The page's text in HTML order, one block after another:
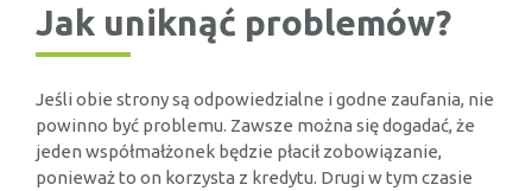
Jak uniknąć problemów?
Jeśli obie strony są odpowiedzialne i godne zaufania, nie
powinno być problemu. Zawsze można się dogadać, że
jeden współmałżonek będzie płacił zobowiązanie,
ponieważ to on korzysta z kredytu. Drugi w tym czasie